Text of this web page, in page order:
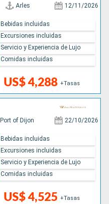
Arles 12/11/2026
US$ 4,288 +Tasas
Bebidas incluidas
Excursiones incluidas
Servicio y Experiencia de Lujo
Comidas incluidas
Port of Dijon 22/10/2026
US$ 4,525 +Tasas
Bebidas incluidas
Excursiones incluidas
Servicio y Experiencia de Lujo
Comidas incluidas